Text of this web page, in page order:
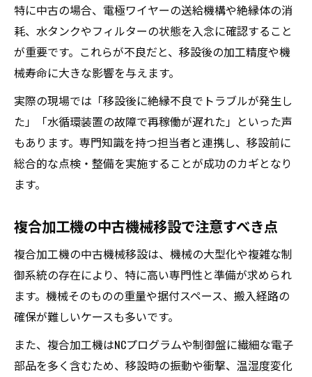
特に中古の場合、電極ワイヤーの送給機構や絶縁体の消
耗、水タンクやフィルターの状態を入念に確認すること
が重要です。これらが不良だと、移設後の加工精度や機
械寿命に大きな影響を与えます。
実際の現場では「移設後に絶縁不良でトラブルが発生し
た」「水循環装置の故障で再稼働が遅れた」といった声
もあります。専門知識を持つ担当者と連携し、移設前に
総合的な点検・整備を実施することが成功のカギとなり
ます。
複合加工機の中古機械移設で注意すべき点
複合加工機の中古機械移設は、機械の大型化や複雑な制
御系統の存在により、特に高い専門性と準備が求められ
ます。機械そのものの重量や据付スペース、搬入経路の
確保が難しいケースも多いです。
また、複合加工機はNCプログラムや制御盤に繊細な電子
部品を多く含むため、移設時の振動や衝撃、温湿度変化